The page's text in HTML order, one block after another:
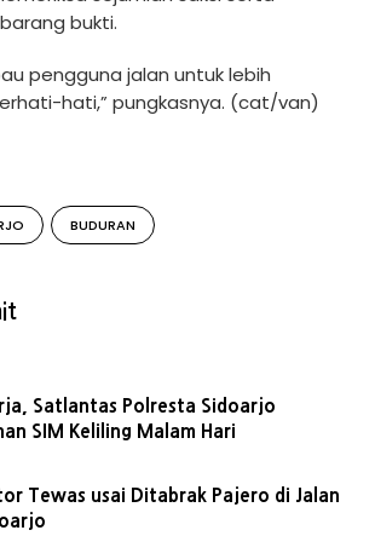
bukti.
pengguna jalan untuk lebih
hati,” pungkasnya. (cat/van)
BUDURAN
Satlantas Polresta Sidoarjo
SIM Keliling Malam Hari
Tewas usai Ditabrak Pajero di Jalan